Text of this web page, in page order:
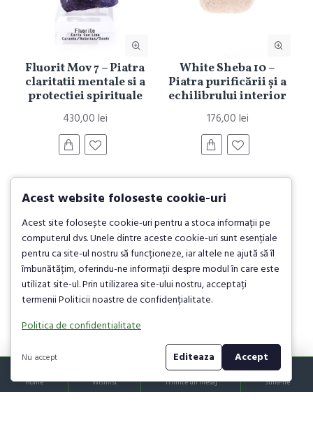
Fluorit Mov 7 – Piatra
claritatii mentale si a
protectiei spirituale
430,00 lei
White Sheba 10 –
Piatra purificării și a
echilibrului interior
176,00 lei
Piatra misterului
transformării
522,00 lei
transformării
profunde
368,00 lei
Home Wishlist Trimite un mesaj Suna-ne
Acest website foloseste cookie-uri
Acest site folosește cookie-uri pentru a stoca informații pe
computerul dvs. Unele dintre aceste cookie-uri sunt esențiale
pentru ca site-ul nostru să funcționeze, iar altele ne ajută să îl
îmbunătățim, oferindu-ne informații despre modul în care este
utilizat site-ul. Prin utilizarea site-ului nostru, acceptați
termenii Politicii noastre de confidențialitate.
Politica de confidentialitate
Nu accept Editeaza Accept